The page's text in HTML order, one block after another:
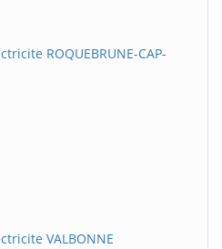
ROQUEBRUNE-CAP-
VALBONNE